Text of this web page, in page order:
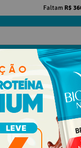
Faltam R$
EMAGRECIMENTO